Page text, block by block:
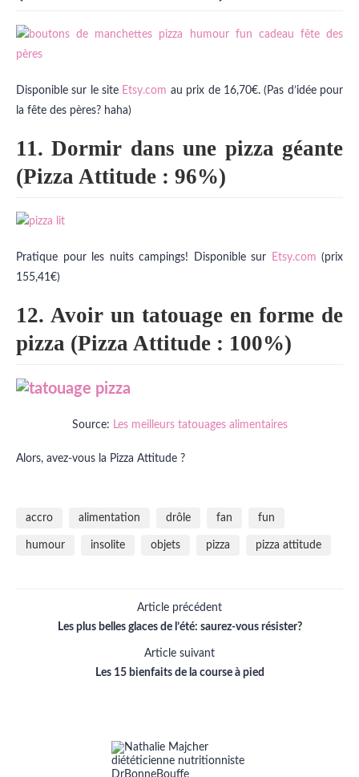
Disponible sur le site Etsy.com au prix de 16,70€. (Pas d’idée pour
la fête des pères? haha)
11. Dormir dans une pizza géante
(Pizza Attitude : 96%)
Pratique pour les nuits campings! Disponible sur Etsy.com (prix
155,41€)
12. Avoir un tatouage en forme de
pizza (Pizza Attitude : 100%)
Source: Les meilleurs tatouages alimentaires
Alors, avez-vous la Pizza Attitude ?
accro alimentation drôle fan fun
humour insolite objets pizza pizza attitude
Article précédent
Les plus belles glaces de l’été: saurez-vous résister?
Article suivant
Les 15 bienfaits de la course à pied